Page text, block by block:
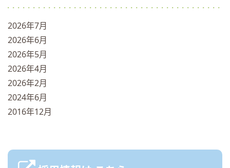
2026年7月
2026年6月
2026年5月
2026年4月
2026年2月
2024年6月
2016年12月